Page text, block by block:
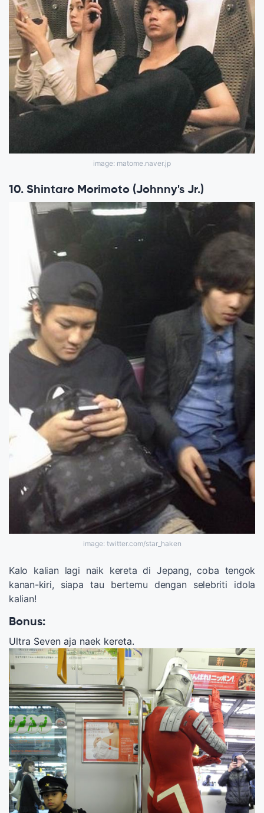
image: matome.naver.jp
10. Shintaro Morimoto (Johnny's Jr.)
image: twitter.com/star_haken
Kalo kalian lagi naik kereta di Jepang, coba tengok
kanan-kiri, siapa tau bertemu dengan selebriti idola
kalian!
Bonus:
Ultra Seven aja naek kereta.